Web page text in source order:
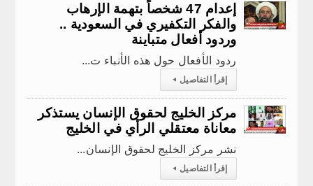
إعدام 47 شخصاً بتهمة الإرهاب
والفكر التكفيري في السعودية ..
وردود أفعال متباينة
ردود الأفعال حول هذه الأنباء ت...
إقرأ التفاصيل ◂
مركز الخليج لحقوق الإنسان يستذكر
معاناة معتقلي الرأي في الخليج
نشر مركز الخليج لحقوق الإنسان...
إقرأ التفاصيل ◂